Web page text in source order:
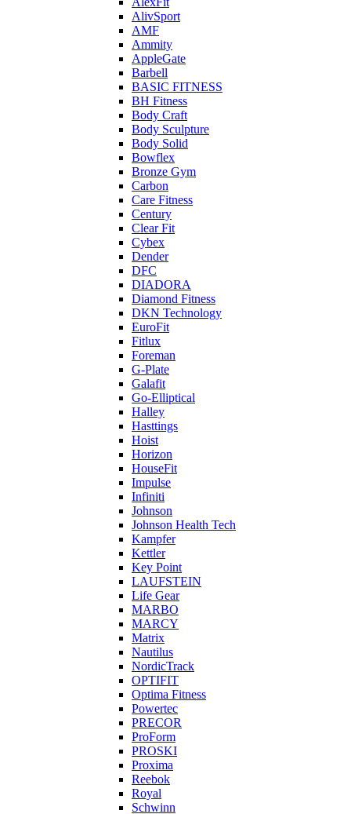
AlivSport
AMF
Ammity
AppleGate
Barbell
BASIC FITNESS
BH Fitness
Body Craft
Body Sculpture
Body Solid
Bowflex
Bronze Gym
Carbon
Care Fitness
Century
Clear Fit
Cybex
Dender
DFC
DIADORA
Diamond Fitness
DKN Technology
EuroFit
Fitlux
Foreman
G-Plate
Galafit
Go-Elliptical
Halley
Hasttings
Hoist
Horizon
HouseFit
Impulse
Infiniti
Johnson
Johnson Health Tech
Kampfer
Kettler
Key Point
LAUFSTEIN
Life Gear
MARBO
MARCY
Matrix
Nautilus
NordicTrack
OPTIFIT
Optima Fitness
Powertec
PRECOR
ProForm
PROSKI
Proxima
Reebok
Royal
Schwinn